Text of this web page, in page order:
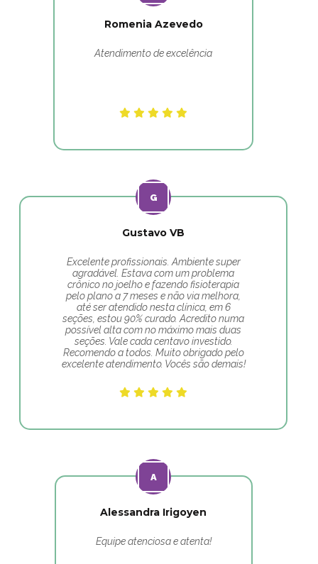
Romenia Azevedo
Atendimento de excelência
Gustavo VB
Excelente profissionais. Ambiente super
agradável. Estava com um problema
crônico no joelho e fazendo fisioterapia
pelo plano a 7 meses e não via melhora,
até ser atendido nesta clínica, em 6
seções, estou 90% curado. Acredito numa
possível alta com no máximo mais duas
seções. Vale cada centavo investido.
Recomendo a todos. Muito obrigado pelo
excelente atendimento. Vocês são demais!
Alessandra Irigoyen
Equipe atenciosa e atenta!